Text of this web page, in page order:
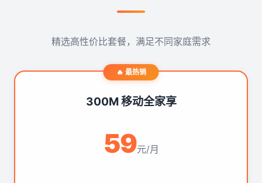
精选高性价比套餐，满足不同家庭需求
🔥 最热销
300M 移动全家享
59元/月